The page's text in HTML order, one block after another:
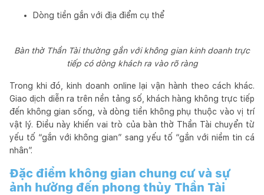
Dòng tiền gắn với địa điểm cụ thể
Bàn thờ Thần Tài thường gắn với không gian kinh doanh trực
tiếp có dòng khách ra vào rõ ràng
Trong khi đó, kinh doanh online lại vận hành theo cách khác.
Giao dịch diễn ra trên nền tảng số, khách hàng không trực tiếp
đến không gian sống, và dòng tiền không phụ thuộc vào vị trí
vật lý. Điều này khiến vai trò của bàn thờ Thần Tài chuyển từ
yếu tố “gắn với không gian” sang yếu tố “gắn với niềm tin cá
nhân”.
Đặc điểm không gian chung cư và sự
ảnh hưởng đến phong thủy Thần Tài